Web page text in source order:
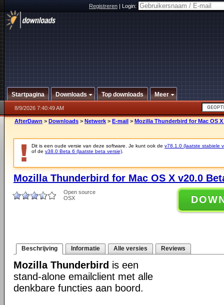
Registreren|Login:
Startpagina Downloads Top downloads Meer
8/9/2026 7:40:49 AM
AfterDawn > Downloads > Netwerk > E-mail > Mozilla Thunderbird for Mac OS X
Dit is een oude versie van deze software. Je kunt ook de v78.1.0 (laatste stabiele
of de v38.0 Beta 6 (laatste beta versie)
Mozilla Thunderbird for Mac OS X v20.0
Open source
OSX
Beschrijving Informatie Alle versies Reviews
Mozilla Thunderbird is een
stand-alone emailclient met alle
denkbare functies aan boord.